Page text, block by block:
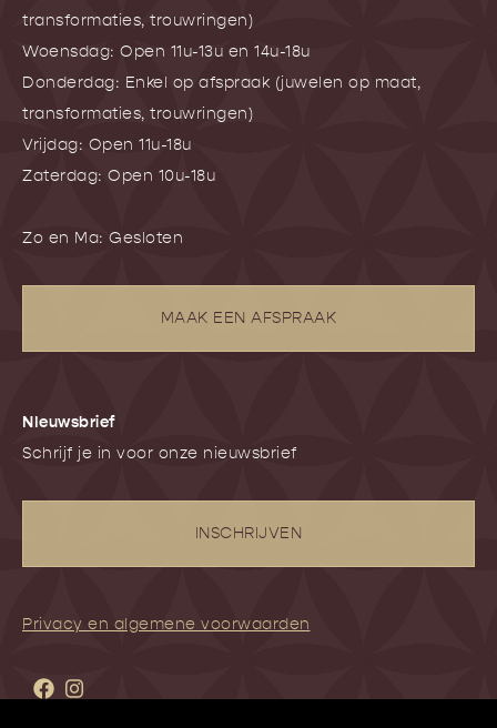
transformaties, trouwringen)
Woensdag: Open 11u-13u en 14u-18u
Donderdag: Enkel op afspraak (juwelen op maat,
transformaties, trouwringen)
Vrijdag: Open 11u-18u
Zaterdag: Open 10u-18u
Zo en Ma: Gesloten
MAAK EEN AFSPRAAK
NIeuwsbrief
Schrijf je in voor onze nieuwsbrief
INSCHRIJVEN
Privacy en algemene voorwaarden